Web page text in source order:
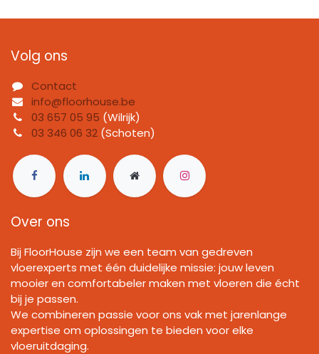
Volg ons
Contact
info@floorhouse.be
03 657 05 95 (Wilrijk)
03 346 06 32 (Schoten)
Over ons
Bij FloorHouse zijn we een team van gedreven
vloerexperts met één duidelijke missie: jouw leven
mooier en comfortabeler maken met vloeren die écht
bij je passen.
We combineren passie voor ons vak met jarenlange
expertise om oplossingen te bieden voor elke
vloeruitdaging.